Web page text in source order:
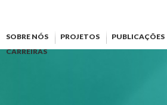
SOBRE NÓS PROJETOS
PUBLICAÇÕES
CARREIRAS